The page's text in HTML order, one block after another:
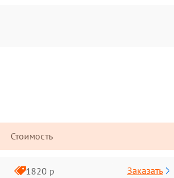
Стоимость
1820 р Заказать